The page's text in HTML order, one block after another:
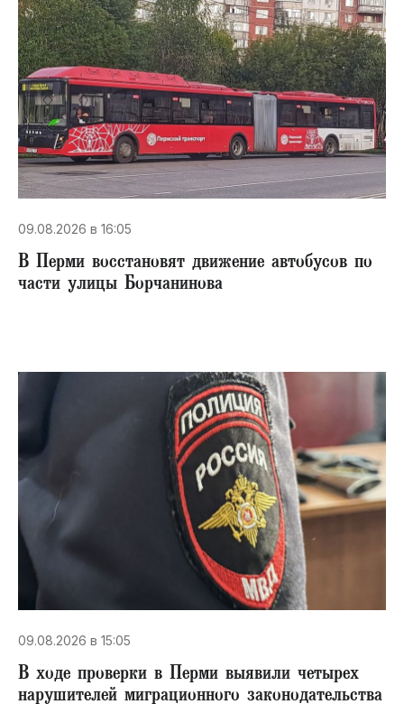
09.08.2026 в 16:05
В Перми восстановят движение автобусов по
части улицы Борчанинова
09.08.2026 в 15:05
В ходе проверки в Перми выявили четырех
нарушителей миграционного законодательства